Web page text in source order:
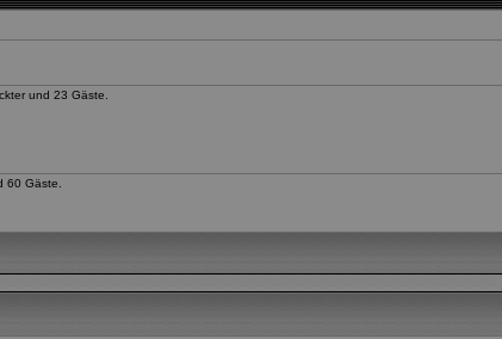
und 23 Gäste.
60 Gäste.